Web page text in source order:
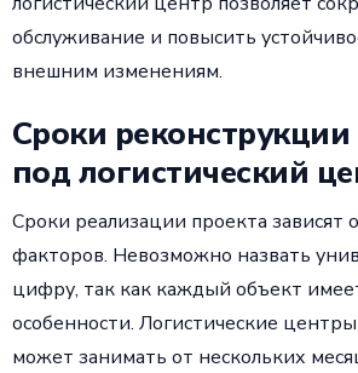
обслуживание и повысить
внешним изменениям.
Сроки реконструкции
под логистический
Сроки реализации проекта зависят
факторов. Невозможно назвать
цифру, так как каждый объект
особенности. Логистические
может занимать от нескольких